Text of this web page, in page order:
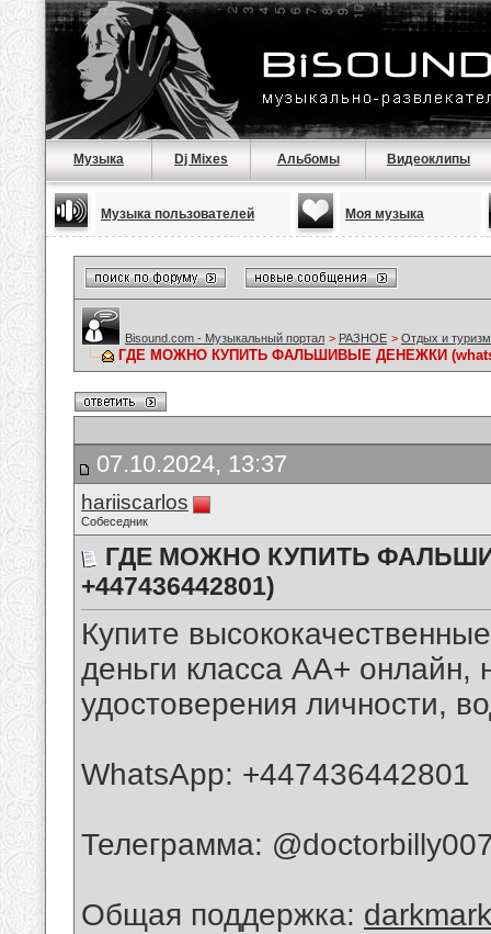
Музыка Dj Mixes Альбомы Видеоклипы
Музыка пользователей Моя музыка
Bisound.com - Музыкальный портал > РАЗНОЕ > Отдых и туризм
ГДЕ МОЖНО КУПИТЬ ФАЛЬШИВЫЕ ДЕНЕЖКИ
07.10.2024, 13:37
hariiscarlos
Собеседник
ГДЕ МОЖНО КУПИТЬ
+447436442801)
Купите
деньги класса AA+
удостоверения личности,
WhatsApp: +447436442801
Телеграмма:
Общая поддержка: